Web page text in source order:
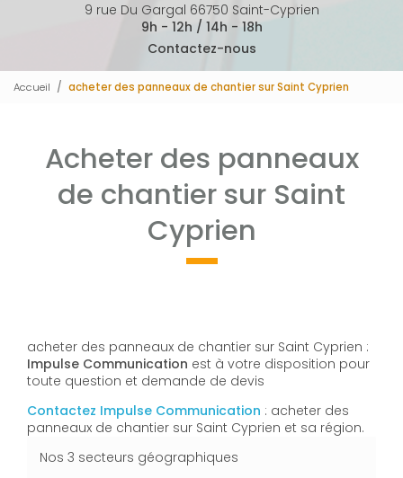
9 rue Du Gargal 66750 Saint-Cyprien
9h - 12h / 14h - 18h
Contactez-nous
Accueil acheter des panneaux de chantier sur Saint Cyprien
Acheter des panneaux
de chantier sur Saint
Cyprien
acheter des panneaux de chantier sur Saint Cyprien :
Impulse Communication est à votre disposition pour
toute question et demande de devis
Contactez Impulse Communication : acheter des
panneaux de chantier sur Saint Cyprien et sa région.
Nos 3 secteurs géographiques